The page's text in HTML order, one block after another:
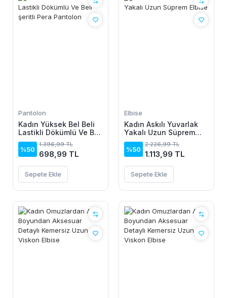
Pantolon
Kadın Yüksek Bel Beli
Lastikli Dökümlü Ve Beli
şeritli Pera Pantolon
%50
1.396,99 TL
698,99 TL
Sepete Ekle
Elbise
Kadın Askılı Yuvarlak
Yakalı Uzun Süprem
Elbise
%50
2.226,99 TL
1.113,99 TL
Sepete Ekle